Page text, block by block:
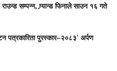
सम्पन्न, ग्र्यान्ड फिनाले साउन १६ गते
पत्रकारिता पुरस्कार–२०८३’ अर्पण